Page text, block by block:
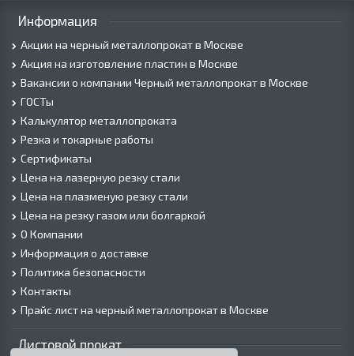
Информация
Акции на черный металлопрокат в Москве
Акция на изготовление пластин в Москве
Вакансии о компании Черный металлопрокат в Москве
ГОСТы
Калькулятор металлопроката
Резка и токарные работы
Сертификаты
Цена на лазерную резку стали
Цена на плазменую резку стали
Цена на резку газом или болгаркой
О Компании
Информация о доставке
Политика безопасности
Контакты
Прайс лист на черный металлопрокат в Москве
Листовой прокат